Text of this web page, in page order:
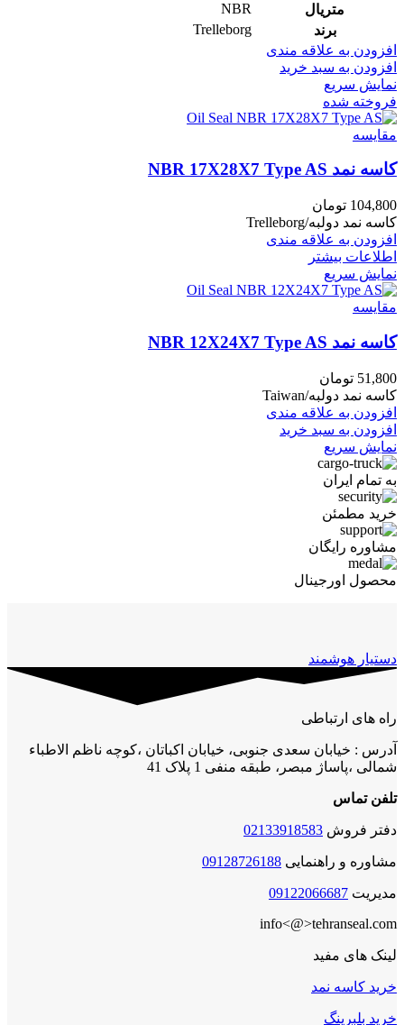
متریال
NBR
برند
Trelleborg
افزودن به علاقه مندی
افزودن به سبد خرید
نمایش سریع
فروخته شده
مقايسه
کاسه نمد NBR 17X28X7 Type AS
104,800 تومان
کاسه نمد دولبه/Trelleborg
افزودن به علاقه مندی
اطلاعات بیشتر
نمایش سریع
مقايسه
کاسه نمد NBR 12X24X7 Type AS
51,800 تومان
کاسه نمد دولبه/Taiwan
افزودن به علاقه مندی
افزودن به سبد خرید
نمایش سریع
به تمام ایران
خرید مطمئن
مشاوره رایگان
محصول اورجینال
دستیار هوشمند
راه های ارتباطی
آدرس : خیابان سعدی جنوبی، خیابان اکباتان ،کوچه ناظم الاطباء
شمالی ،پاساژ مبصر، طبقه منفی 1 پلاک 41
تلفن تماس
دفتر فروش 02133918583
مشاوره و راهنمایی 09128726188
مدیریت 09122066687
info<@>tehranseal.com
لینک های مفید
خرید کاسه نمد
خرید بلبرینگ